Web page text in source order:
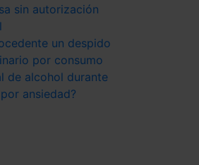
sin autorización
un despido
por consumo
de alcohol durante
ansiedad?